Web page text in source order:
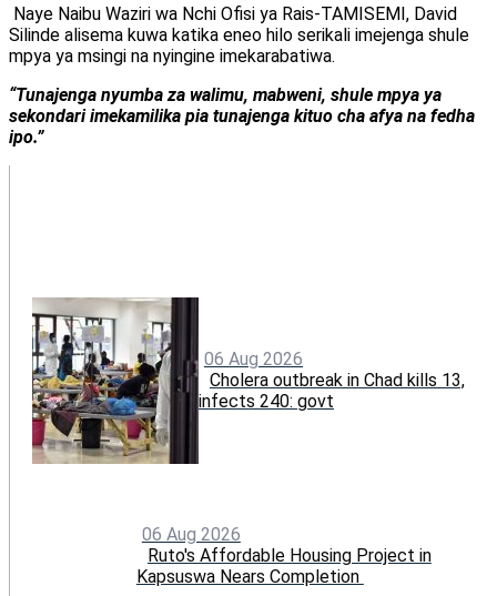
Naye Naibu Waziri wa Nchi Ofisi ya Rais-TAMISEMI, David
Silinde alisema kuwa katika eneo hilo serikali imejenga shule
mpya ya msingi na nyingine imekarabatiwa.
“Tunajenga nyumba za walimu, mabweni, shule mpya ya
sekondari imekamilika pia tunajenga kituo cha afya na fedha
ipo.”
06 Aug 2026
Cholera outbreak in Chad kills 13,
infects 240: govt
06 Aug 2026
Ruto's Affordable Housing Project in
Kapsuswa Nears Completion